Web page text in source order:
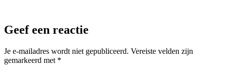
Geef een reactie
Je e-mailadres wordt niet gepubliceerd. Vereiste velden zijn
gemarkeerd met *